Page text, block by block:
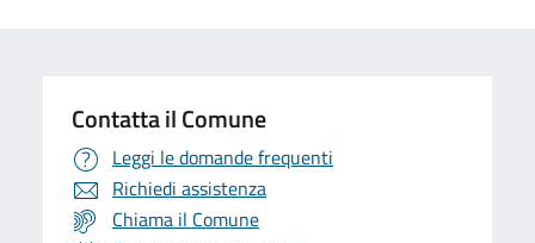
Contatta il Comune
Leggi le domande frequenti
Richiedi assistenza
Chiama il Comune